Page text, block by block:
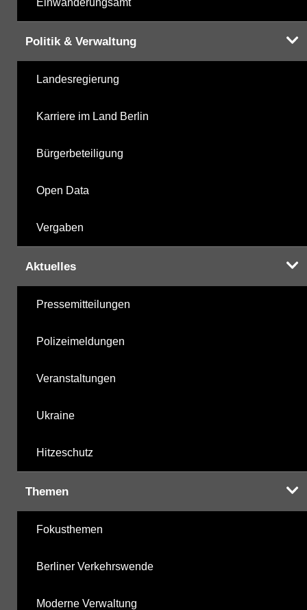
Politik & Verwaltung
Landesregierung
Karriere im Land Berlin
Bürgerbeteiligung
Open Data
Vergaben
Aktuelles
Pressemitteilungen
Polizeimeldungen
Veranstaltungen
Ukraine
Hitzeschutz
Themen
Fokusthemen
Berliner Verkehrswende
Moderne Verwaltung